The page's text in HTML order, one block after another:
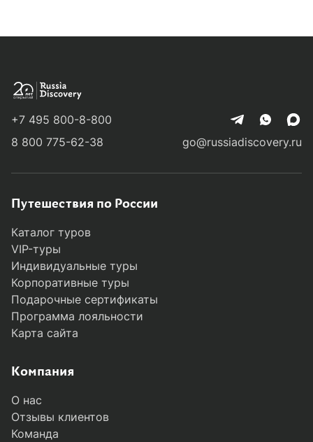
+7 495 800-8-800
8 800 775-62-38
go@russiadiscovery.ru
Путешествия по России
Каталог туров
VIP-туры
Индивидуальные туры
Корпоративные туры
Подарочные сертификаты
Программа лояльности
Карта сайта
Компания
О нас
Отзывы клиентов
Команда